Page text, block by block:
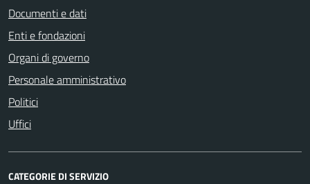
Documenti e dati
Enti e fondazioni
Organi di governo
Personale amministrativo
Politici
Uffici
CATEGORIE DI SERVIZIO